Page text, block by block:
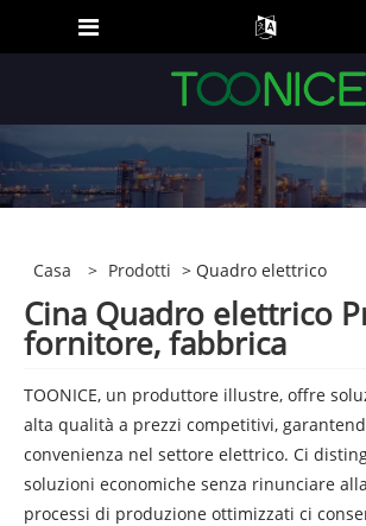
Casa > Prodotti > Quadro elettrico
Cina Quadro elettrico
fornitore, fabbrica
TOONICE, un produttore illustre, offre
alta qualità a prezzi competitivi,
convenienza nel settore elettrico. Ci
soluzioni economiche senza rinunciare
processi di produzione ottimizzati ci